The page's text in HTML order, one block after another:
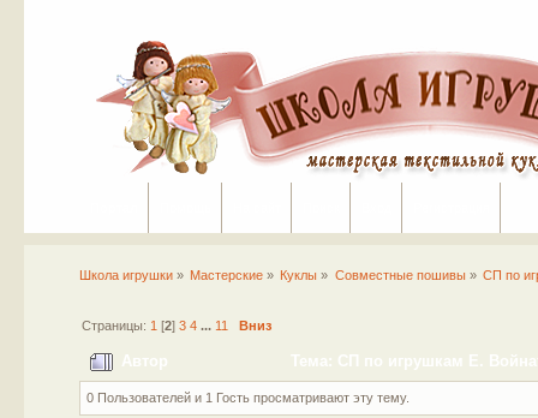
Школа игрушки» Мастерские » Куклы » Совместные пошивы» СП по
Страницы: 1 [2] 3 4 ... 11 Вниз
Автор Тема: СП по игрушкам Е.
0 Пользователей и 1 Гость просматривают эту тему.